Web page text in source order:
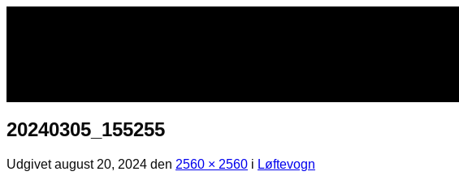
20240305_155255
Udgivetaugust 20, 2024 den 2560 × 2560 i Løftevogn